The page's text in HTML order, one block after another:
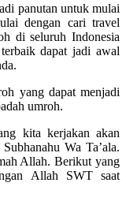
panutan untuk mulai
dengan cari travel
di seluruh Indonesia
dapat jadi awal
yang dapat menjadi
umroh.
kita kerjakan akan
Wa Ta’ala.
Allah. Berikut yang
Allah SWT saat